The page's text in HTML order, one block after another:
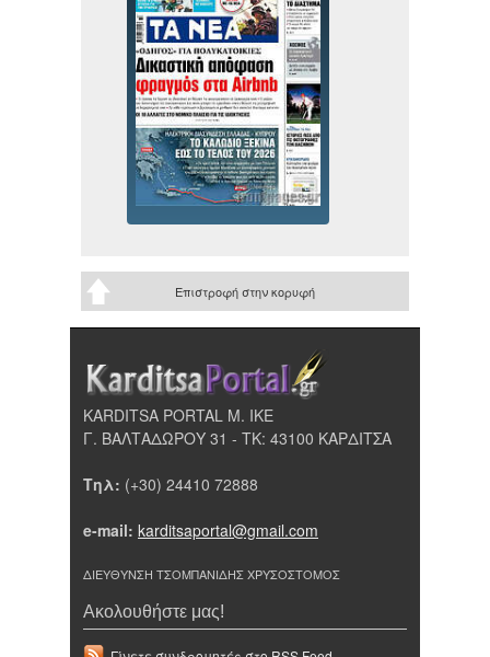
Επιστροφή στην κορυφή
KARDITSA PORTAL Μ. ΙΚΕ
Γ. ΒΑΛΤΑΔΩΡΟΥ 31 - ΤΚ: 43100 ΚΑΡΔΙΤΣΑ
Τηλ: (+30) 24410 72888
e-mail: karditsaportal@gmail.com
ΔΙΕΥΘΥΝΣΗ ΤΣΟΜΠΑΝΙΔΗΣ ΧΡΥΣΟΣΤΟΜΟΣ
Ακολουθήστε μας!